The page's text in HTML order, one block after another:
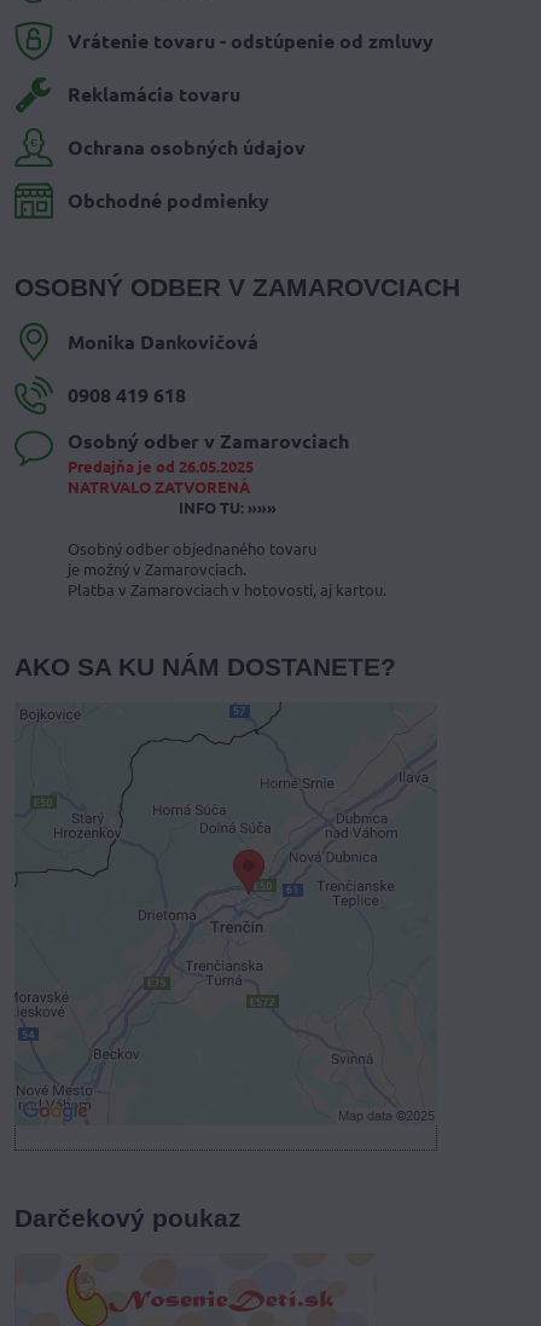
Vrátenie tovaru - odstúpenie od zmluvy
Reklamácia tovaru
Ochrana osobných údajov
Obchodné podmienky
OSOBNÝ ODBER V ZAMAROVCIACH
Monika Dankovičová
0908 419 618
Osobný odber v Zamarovciach
Predajňa je od 26.05.2025
NATRVALO ZATVORENÁ
INFO TU: »»»
Osobný odber objednaného tovaru
je možný v Zamarovciach.
Platba v Zamarovciach v hotovosti, aj kartou.
AKO SA KU NÁM DOSTANETE?
Externý obsah je blokovaný
Voľbami súkromia
Prajete si načítať externý obsah?
Povoliť tentokrát
Povoliť a zapamätať - súhlas s druhom
cookie: Funkčné
Darčekový poukaz